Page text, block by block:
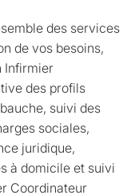
des services
de vos besoins,
Infirmier
des profils
suivi des
sociales,
juridique,
à domicile et suivi
Coordinateur